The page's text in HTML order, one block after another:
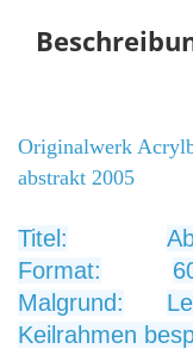
Originalwerk
abstrakt 2005
Titel:
Format:
Malgrund:
Keilrahmen